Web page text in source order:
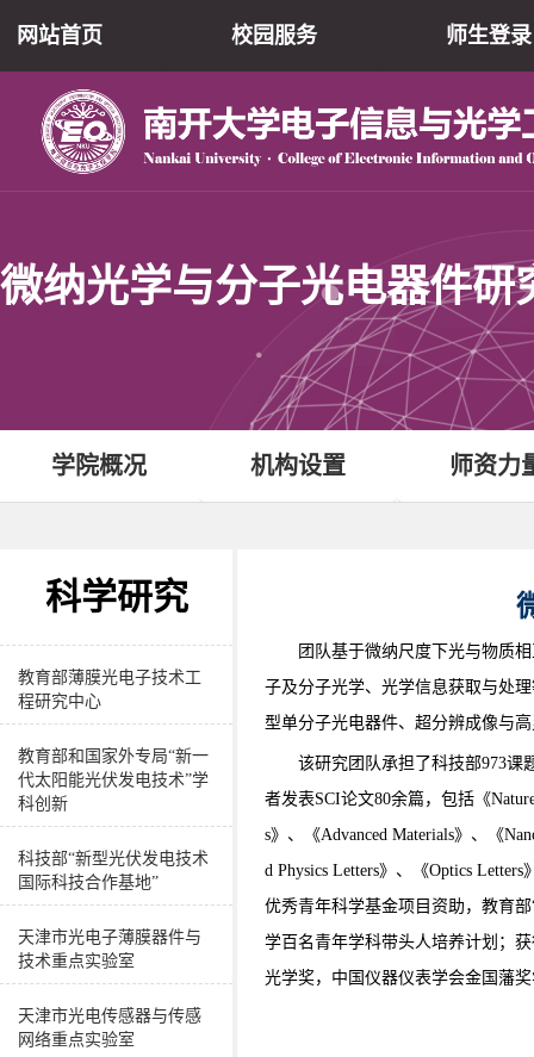
网站首页 校园服务 师生登录
微纳光学与分子光电器件研
学院概况
党政领导
机构设置 师资力
科学研究
教育部薄膜光电子技术工
程研究中心
教育部和国家外专局“新一
代太阳能光伏发电技术”学
科创新
科技部“新型光伏发电技术
国际科技合作基地”
天津市光电子薄膜器件与
技术重点实验室
天津市光电传感器与传感
网络重点实验室
团队基于微纳尺度下光与物质
子及分子光学、光学信息获取与处
型单分子光电器件、超分辨成像与
该研究团队承担了科技部973课
者发表SCI论文80余篇，包括《
s》、《Advanced Materials》、《
d Physics Letters》、《Optics
优秀青年科学基金项目资助，教育
学百名青年学科带头人培养计划；
光学奖，中国仪器仪表学会金国藩